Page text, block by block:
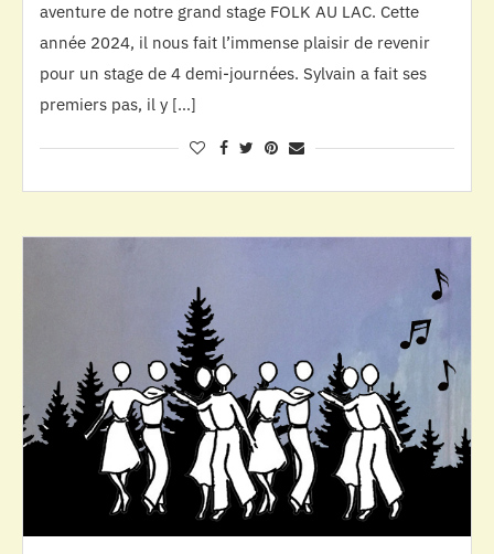
aventure de notre grand stage FOLK AU LAC. Cette
année 2024, il nous fait l’immense plaisir de revenir
pour un stage de 4 demi-journées. Sylvain a fait ses
premiers pas, il y […]